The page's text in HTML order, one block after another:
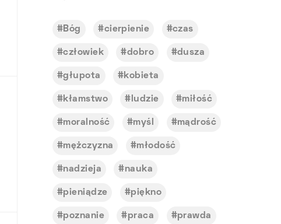
Bóg cierpienie czas
człowiek dobro dusza
głupota kobieta
kłamstwo ludzie miłość
moralność myśl mądrość
mężczyzna młodość
nadzieja nauka
pieniądze piękno
poznanie praca prawda